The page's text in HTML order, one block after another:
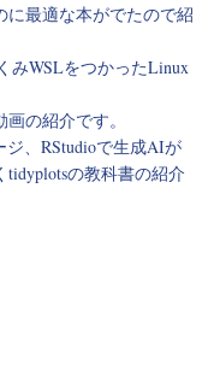
最適な本がでたので紹
みWSLをつかったLinux
の紹介です。
、RStudioで生成AIが
の教科書の紹介